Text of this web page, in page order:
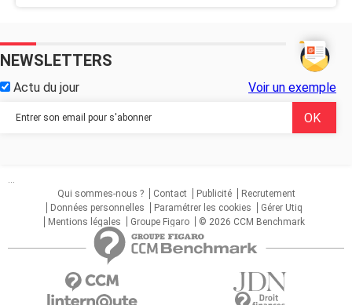
NEWSLETTERS
Actu du jour Voir un exemple
...
Qui sommes-nous ?
Contact Publicité
Recrutement
Données personnelles
Paramétrer les cookies
Gérer Utiq
Mentions légales
Groupe Figaro © 2026 CCM Benchmark